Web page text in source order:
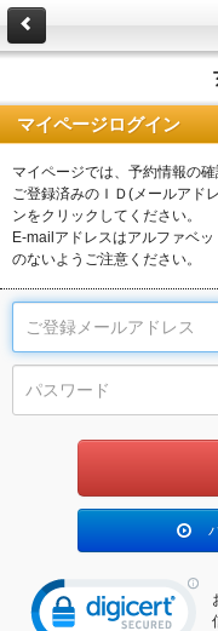
マイページログイン
マイページでは、予約情報の
ご登録済みのＩＤ(メールアド
ンをクリックしてください。
E-mailアドレスはアルファベ
のないようご注意ください。